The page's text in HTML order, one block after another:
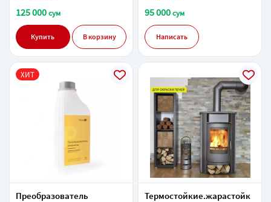
125 000сум
Купить В корзину
95 000сум
Написать
ХИТ
Преобразователь
Термостойкие.жарастойк